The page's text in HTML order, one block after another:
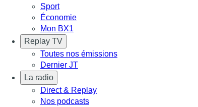
Sport
Économie
Mon BX1
Replay TV
Toutes nos émissions
Dernier JT
La radio
Direct & Replay
Nos podcasts